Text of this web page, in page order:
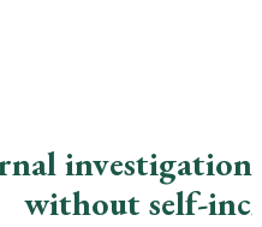
without self-